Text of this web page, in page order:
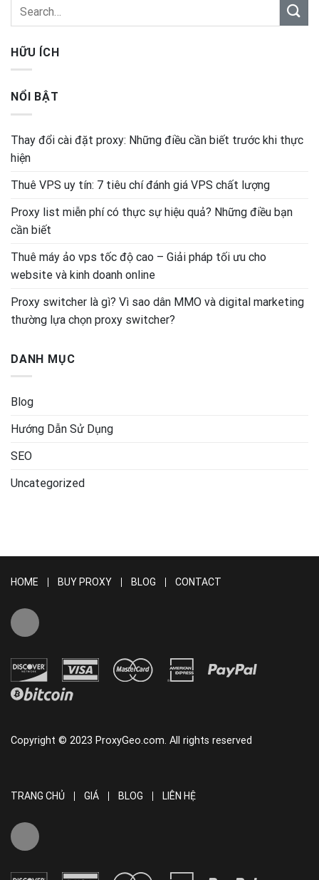
HỮU ÍCH
NỔI BẬT
Thay đổi cài đặt proxy: Những điều cần biết trước khi thực
hiện
Thuê VPS uy tín: 7 tiêu chí đánh giá VPS chất lượng
Proxy list miễn phí có thực sự hiệu quả? Những điều bạn
cần biết
Thuê máy ảo vps tốc độ cao – Giải pháp tối ưu cho
website và kinh doanh online
Proxy switcher là gì? Vì sao dân MMO và digital marketing
thường lựa chọn proxy switcher?
DANH MỤC
Blog
Hướng Dẫn Sử Dụng
SEO
Uncategorized
HOME BUY PROXY BLOG CONTACT
Copyright © 2023 ProxyGeo.com. All rights reserved
TRANG CHỦ GIÁ BLOG LIÊN HỆ